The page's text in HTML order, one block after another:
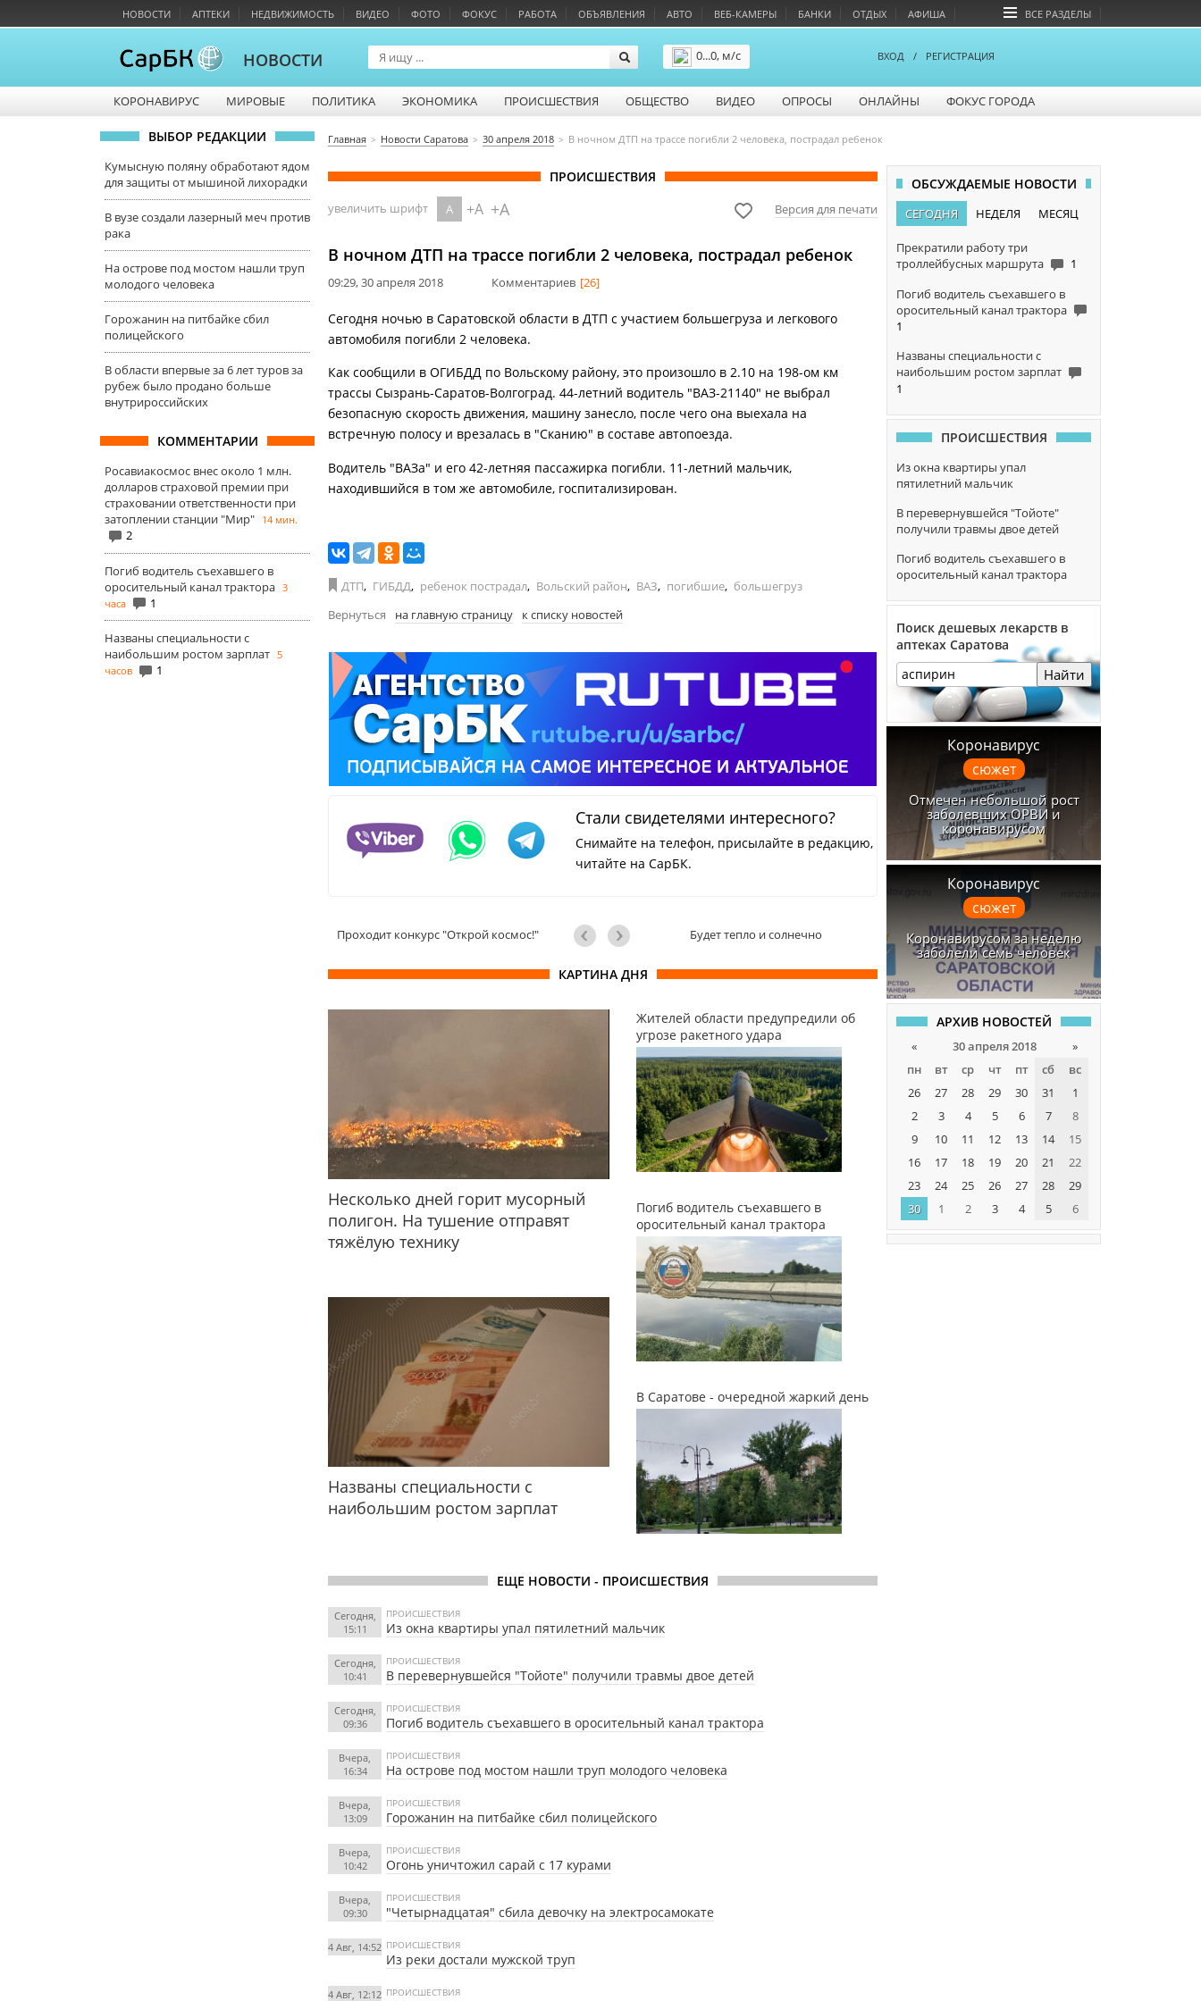
НОВОСТИ АПТЕКИ НЕДВИЖИМОСТЬ ВИДЕО ФОТО ФОКУС РАБОТА ОБЪЯВЛЕНИЯ АВТО ВЕБ-КАМЕРЫ БАНКИ ОТДЫХ АФИША ВСЕ РАЗДЕЛЫ
НОВОСТИ
0...0, м/с
ВХОД / РЕГИСТРАЦИЯ
КОРОНАВИРУС МИРОВЫЕ ПОЛИТИКА ЭКОНОМИКА ПРОИСШЕСТВИЯ ОБЩЕСТВО ВИДЕО ОПРОСЫ ОНЛАЙНЫ ФОКУС ГОРОДА
ВЫБОР РЕДАКЦИИ
Кумысную поляну обработают ядом
для защиты от мышиной лихорадки
В вузе создали лазерный меч против
рака
На острове под мостом нашли труп
молодого человека
Горожанин на питбайке сбил
полицейского
В области впервые за 6 лет туров за
рубеж было продано больше
внутрироссийских
КОММЕНТАРИИ
Росавиакосмос внес около 1 млн.
долларов страховой премии при
страховании ответственности при
затоплении станции "Мир" 14 мин.
2
Погиб водитель съехавшего в
оросительный канал трактора 3
часа
1
Названы специальности с
наибольшим ростом зарплат 5
часов
1
Главная Новости Саратова 30 апреля 2018 В ночном ДТП на трассе погибли 2 человека, пострадал ребенок
ПРОИСШЕСТВИЯ
увеличить шрифт A +A +A Версия для печати
В ночном ДТП на трассе погибли 2 человека, пострадал ребенок
09:29, 30 апреля 2018 Комментариев [26]
Сегодня ночью в Саратовской области в ДТП с участием большегруза и легкового
автомобиля погибли 2 человека.
Как сообщили в ОГИБДД по Вольскому району, это произошло в 2.10 на 198-ом км
трассы Сызрань-Саратов-Волгоград. 44-летний водитель "ВАЗ-21140" не выбрал
безопасную скорость движения, машину занесло, после чего она выехала на
встречную полосу и врезалась в "Сканию" в составе автопоезда.
Водитель "ВАЗа" и его 42-летняя пассажирка погибли. 11-летний мальчик,
находившийся в том же автомобиле, госпитализирован.
ДТП, ГИБДД, ребенок пострадал, Вольский район, ВАЗ, погибшие, большегруз
Вернуться
на главную страницу к списку новостей
Стали свидетелями интересного?
Снимайте на телефон, присылайте в редакцию,
читайте на СарБК.
Проходит конкурс "Открой космос!" Будет тепло и солнечно
КАРТИНА ДНЯ
Несколько дней горит мусорный
полигон. На тушение отправят
тяжёлую технику
Названы специальности с
наибольшим ростом зарплат
Жителей области предупредили об
угрозе ракетного удара
Погиб водитель съехавшего в
оросительный канал трактора
В Саратове - очередной жаркий день
ЕЩЕ НОВОСТИ - ПРОИСШЕСТВИЯ
Сегодня,
15:11
ПРОИСШЕСТВИЯ
Из окна квартиры упал пятилетний мальчик
Сегодня,
10:41
ПРОИСШЕСТВИЯ
В перевернувшейся "Тойоте" получили травмы двое детей
Сегодня,
09:36
ПРОИСШЕСТВИЯ
Погиб водитель съехавшего в оросительный канал трактора
Вчера,
16:34
ПРОИСШЕСТВИЯ
На острове под мостом нашли труп молодого человека
Вчера,
13:09
ПРОИСШЕСТВИЯ
Горожанин на питбайке сбил полицейского
Вчера,
10:42
ПРОИСШЕСТВИЯ
Огонь уничтожил сарай с 17 курами
Вчера,
09:30
ПРОИСШЕСТВИЯ
"Четырнадцатая" сбила девочку на электросамокате
4 Авг, 14:52 ПРОИСШЕСТВИЯ
Из реки достали мужской труп
4 Авг, 12:12 ПРОИСШЕСТВИЯ
ОБСУЖДАЕМЫЕ НОВОСТИ
СЕГОДНЯ НЕДЕЛЯ МЕСЯЦ
Прекратили работу три
троллейбусных маршрута
1
Погиб водитель съехавшего в
оросительный канал трактора
1
Названы специальности с
наибольшим ростом зарплат
1
ПРОИСШЕСТВИЯ
Из окна квартиры упал
пятилетний мальчик
В перевернувшейся "Тойоте"
получили травмы двое детей
Погиб водитель съехавшего в
оросительный канал трактора
Поиск дешевых лекарств в
аптеках Саратова
Найти
Коронавирус
сюжет
Отмечен небольшой рост
заболевших ОРВИ и
коронавирусом
Коронавирус
сюжет
Коронавирусом за неделю
заболели семь человек
АРХИВ НОВОСТЕЙ
« 30 апреля 2018
»
пн
вт ср чт пт сб
вс
26
27 28 29 30 31
1
2
3 4 5 6 7
8
9
10 11 12 13 14
15
16
17 18 19 20 21
22
23
24 25 26 27 28
29
30
1 2 3 4 5 6